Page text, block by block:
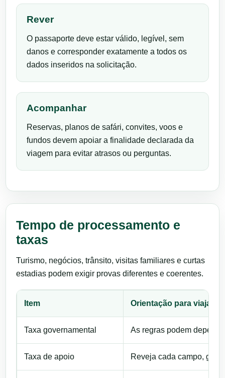
Rever
O passaporte deve estar válido, legível, sem
danos e corresponder exatamente a todos os
dados inseridos na solicitação.
Acompanhar
Reservas, planos de safári, convites, voos e
fundos devem apoiar a finalidade declarada da
viagem para evitar atrasos ou perguntas.
Tempo de processamento e
taxas
Turismo, negócios, trânsito, visitas familiares e curtas
estadias podem exigir provas diferentes e coerentes.
Item Orientação para
Taxa governamental As regras podem
Taxa de apoio Reveja cada campo,